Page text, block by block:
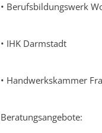
• Berufsbildungswerk
• IHK Darmstadt
• Handwerkskammer
Beratungsangebote: